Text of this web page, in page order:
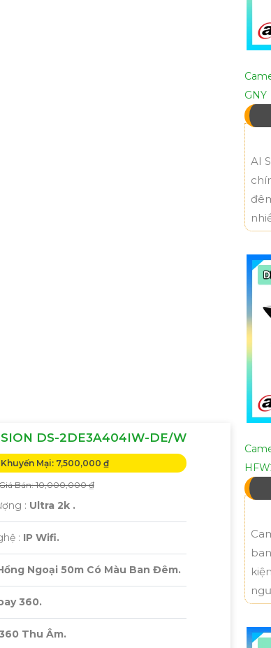
DS-2DE3A404IW-DE/W
Mại: 7,500,000 ₫
Bán: 10,000,000 ₫
: Ultra 2k .
: IP Wifi.
Ngoại 50m Có Màu Ban Đêm.
360.
Thu Âm.
GNY
AI